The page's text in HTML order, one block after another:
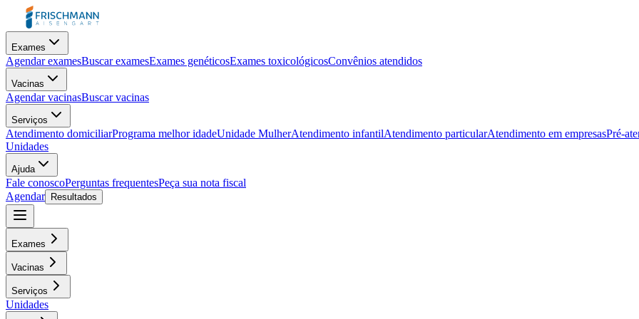
Exames
Agendar examesBuscar examesExames genéticosExames toxicológicosConvênios atendidos
Vacinas
Agendar vacinasBuscar vacinas
Serviços
Atendimento domiciliarPrograma melhor idadeUnidade MulherAtendimento infantilAtendimento particularAtendimento em empresasPré-
Unidades
Ajuda
Fale conoscoPerguntas frequentesPeça sua nota fiscal
Agendar
Resultados
Exames
Vacinas
Serviços
Unidades